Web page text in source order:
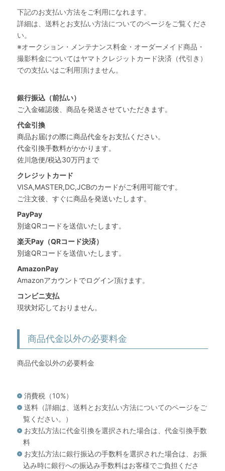
下記のお支払い方法をご利用になれます。
詳細は、送料とお支払い方法についてのページをご覧くださ
い。
※オークション・メンテナンス料金・オーダーメイド商品・
撮影料金についてはヤマトクレジットカード決済（代引き）
での支払いはご利用頂けません。
銀行振込（前払い）
ご入金確認後、商品を発送させていただきます。
代金引換
商品お届けの際に商品代金をお支払ください。
代金引換手数料がかかります。
佐川急便/税込30万円まで
クレジットカード
VISA,MASTER,DC,JCBのカードがご利用可能です。
ご注文後、すぐに商品を発送いたします。
PayPay
別途QRコードを送信いたします。
楽天Pay（QRコード決済）
別途QRコードを送信いたします。
AmazonPay
Amazonアカウントでログイン頂けます。
コンビニ支払
現状対応しておりません。
商品代金以外の必要料金
商品代金以外の必要料金
消費税（10%）
送料（詳細は、送料とお支払い方法についてのページをご
覧ください。）
お支払方法に代金引換を選択された場合は、代金引換手数
料
お支払方法に銀行振込の手数料を選択された場合は、お振
込み時に銀行への振込み手数料はお客様でご負担くださ